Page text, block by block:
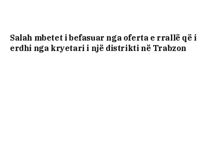
Salah mbetet i befasuar nga oferta e rrallë që i
erdhi nga kryetari i një distrikti në Trabzon